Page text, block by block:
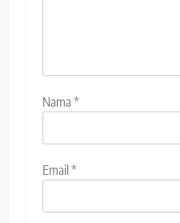
Nama*
Email *